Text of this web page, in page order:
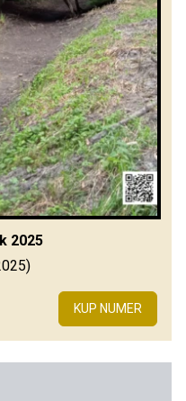
2025
KUP NUMER